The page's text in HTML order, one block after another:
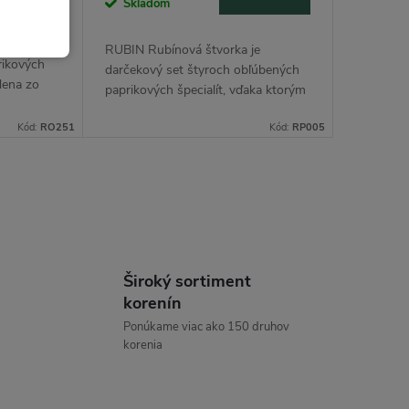
zo
Kód: RO251
Skladom
RUBIN Rubínová štvorka je
darčekový set štyroch obľúbených
paprikových špecialít, vďaka ktorým
jemne rozohniť. Skvelá voľba pre
Kód: RP005
Široký sortiment
korenín
Ponúkame viac ako 150 druhov
korenia